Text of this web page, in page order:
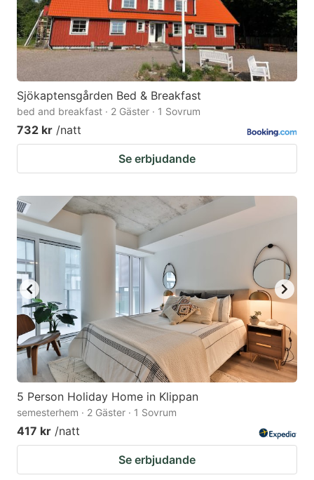
Sjökaptensgården Bed & Breakfast
bed and breakfast · 2 Gäster · 1 Sovrum
732 kr /natt
Se erbjudande
5 Person Holiday Home in Klippan
semesterhem · 2 Gäster · 1 Sovrum
417 kr /natt
Se erbjudande